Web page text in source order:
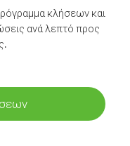
κλήσεων και
ανά λεπτό προς